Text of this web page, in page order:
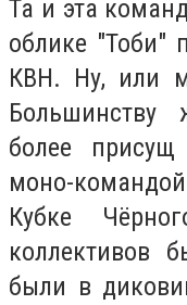
Та и эта
облике "Тоби"
КВН. Ну, или
Большинству
более присущ
моно-
Кубке
коллективов
были в